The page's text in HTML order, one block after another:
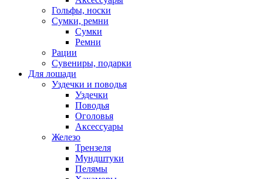
Гольфы, носки
Сумки, ремни
Сумки
Ремни
Рации
Сувениры, подарки
Для лошади
Уздечки и поводья
Уздечки
Поводья
Оголовья
Аксессуары
Железо
Трензеля
Мундштуки
Пелямы